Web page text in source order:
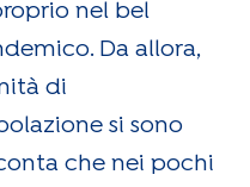
nel bel
Da allora,
di
si sono
che nei pochi